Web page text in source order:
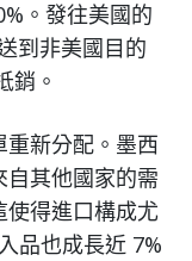
。發往美國的
到非美國目的
銷。
新分配。墨西
其他國家的需
使得進口構成尤
品也成長近 7%